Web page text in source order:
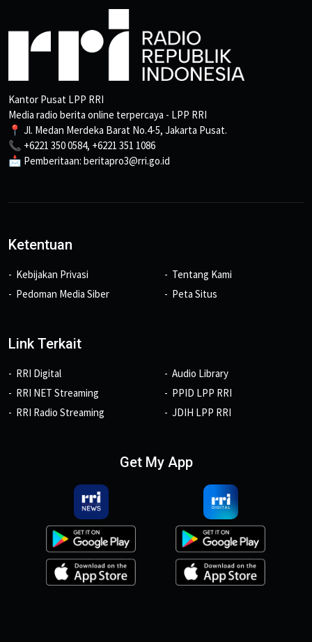
Kantor Pusat LPP RRI
Media radio berita online terpercaya - LPP RRI
📍 Jl. Medan Merdeka Barat No.4-5, Jakarta Pusat.
📞 +6221 350 0584, +6221 351 1086
📩 Pemberitaan: beritapro3@rri.go.id
Ketentuan
Kebijakan Privasi
Pedoman Media Siber
Tentang Kami
Peta Situs
Link Terkait
RRI Digital
RRI NET Streaming
RRI Radio Streaming
Audio Library
PPID LPP RRI
JDIH LPP RRI
Get My App